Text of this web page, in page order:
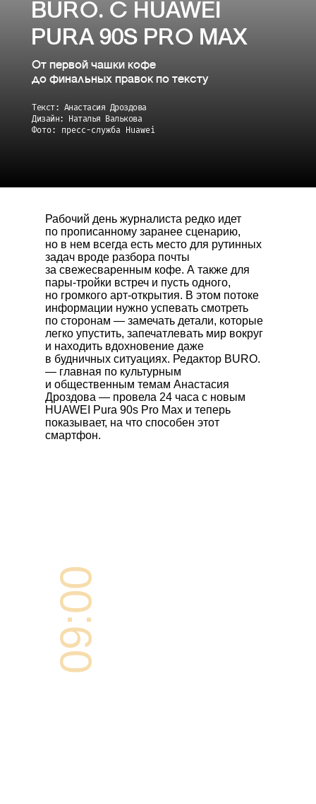
BURO. С HUAWEI
PURA 90S PRO MAX
От первой чашки кофе
до финальных правок по тексту
Текст: Анастасия Дроздова
Дизайн: Наталья Валькова
Фото: пресс-служба Huawei
Рабочий день журналиста редко идет
по прописанному заранее сценарию,
но в нем всегда есть место для рутинных
задач вроде разбора почты
за свежесваренным кофе. А также для
пары-тройки встреч и пусть одного,
но громкого арт-открытия. В этом потоке
информации нужно успевать смотреть
по сторонам — замечать детали, которые
легко упустить, запечатлевать мир вокруг
и находить вдохновение даже
в будничных ситуациях. Редактор BURO.
— главная по культурным
и общественным темам Анастасия
Дроздова — провела 24 часа с новым
HUAWEI Pura 90s Pro Max и теперь
показывает, на что способен этот
смартфон.
09:00